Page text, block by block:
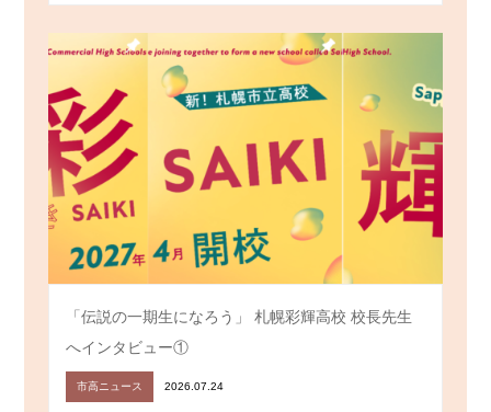
「伝説の一期生になろう」 札幌彩輝高校 校長先生
へインタビュー①
市高ニュース 2026.07.24